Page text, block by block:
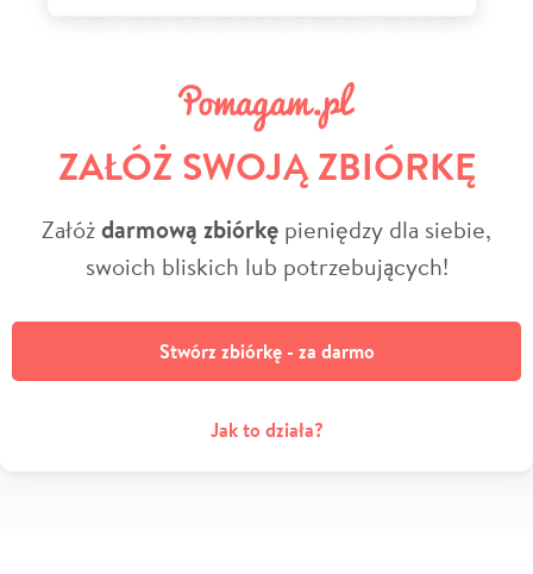
ZAŁÓŻ SWOJĄ ZBIÓRKĘ
Załóżdarmową zbiórkę pieniędzy dla siebie,
swoich bliskich lub potrzebujących!
Stwórz zbiórkę - za darmo
Jak to działa?